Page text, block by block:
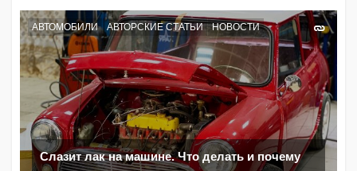
АВТОМОБИЛИ АВТОРСКИЕ СТАТЬИ НОВОСТИ
Слазит лак на машине. Что делать и почему